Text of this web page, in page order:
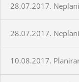
28.07.2017.
28.07.2017.
10.08.2017.